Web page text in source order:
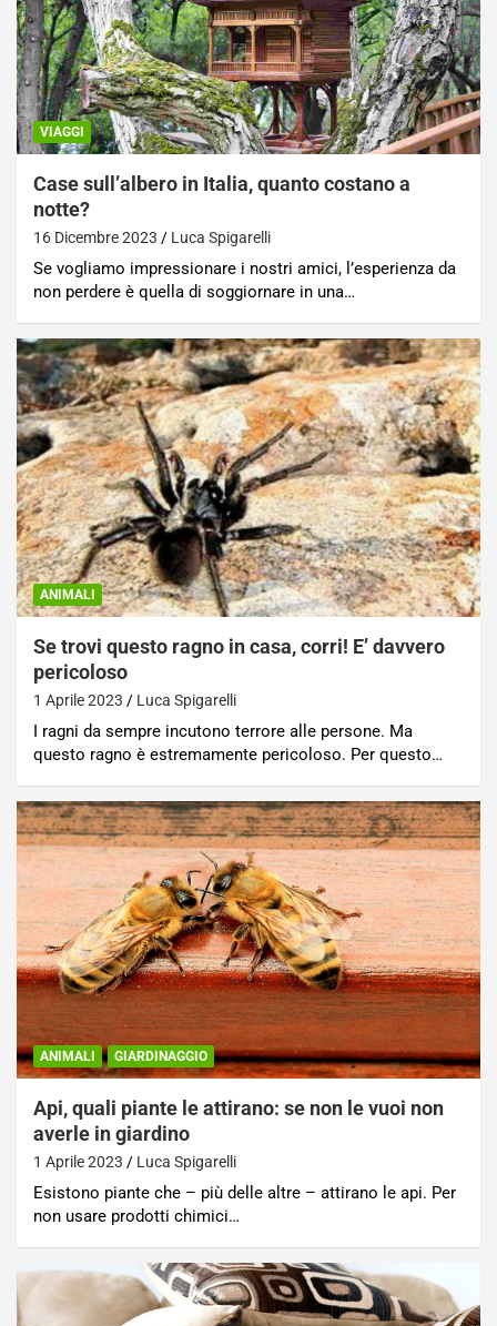
VIAGGI
Case sull’albero in Italia, quanto costano a
notte?
16 Dicembre 2023 Luca Spigarelli
Se vogliamo impressionare i nostri amici, l’esperienza da
non perdere è quella di soggiornare in una…
ANIMALI
Se trovi questo ragno in casa, corri! E’ davvero
pericoloso
1 Aprile 2023 Luca Spigarelli
I ragni da sempre incutono terrore alle persone. Ma
questo ragno è estremamente pericoloso. Per questo…
ANIMALI GIARDINAGGIO
Api, quali piante le attirano: se non le vuoi non
averle in giardino
1 Aprile 2023 Luca Spigarelli
Esistono piante che – più delle altre – attirano le api. Per
non usare prodotti chimici…